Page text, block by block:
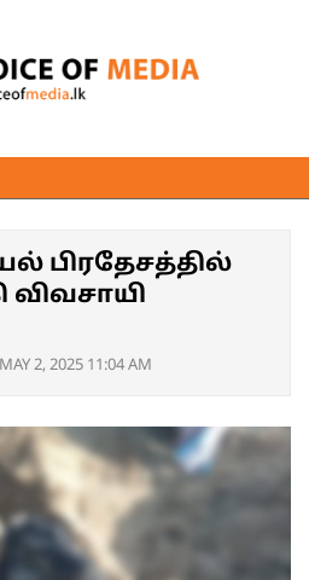
பிரதேசத்தில்
MAY 2, 2025 11:04 AM